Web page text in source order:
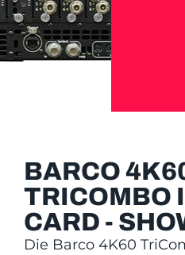
BARCO
TRICOMBO
CARD -
Die Barco 4K60